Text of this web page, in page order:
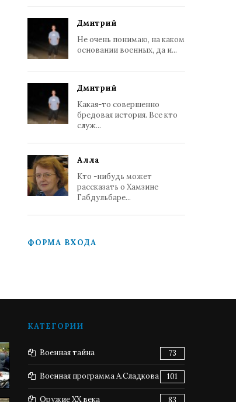
Дмитрий
Не очень понимаю, на каком
основании военных, да и...
Дмитрий
Какая-то совершенно
бредовая история. Все кто
служ...
Алла
Кто -нибудь может
рассказать о Хамзине
Габдульбаре...
ФОРМА ВХОДА
КАТЕГОРИИ
Военная тайна 73
Военная программа А.Сладкова 101
Оружие XX века 83